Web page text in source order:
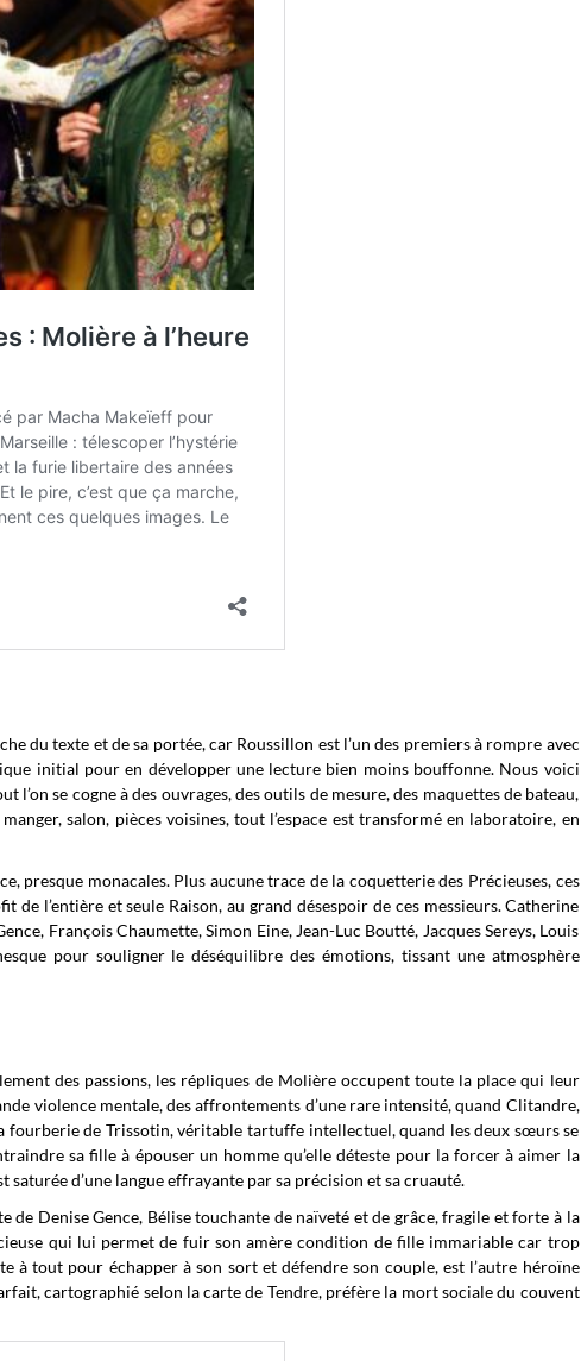
du texte et de sa portée, car Roussillon est l’un des premiers à rompre avec
initial pour en développer une lecture bien moins bouffonne. Nous voici
se cogne à des ouvrages, des outils de mesure, des maquettes de bateau,
salon, pièces voisines, tout l’espace est transformé en laboratoire, en
presque monacales. Plus aucune trace de la coquetterie des Précieuses, ces
l’entière et seule Raison, au grand désespoir de ces messieurs. Catherine
François Chaumette, Simon Eine, Jean-Luc Boutté, Jacques Sereys, Louis
pour souligner le déséquilibre des émotions, tissant une atmosphère
des passions, les répliques de Molière occupent toute la place qui leur
violence mentale, des affrontements d’une rare intensité, quand Clitandre,
fourberie de Trissotin, véritable tartuffe intellectuel, quand les deux sœurs se
sa fille à épouser un homme qu’elle déteste pour la forcer à aimer la
d’une langue effrayante par sa précision et sa cruauté.
Denise Gence, Bélise touchante de naïveté et de grâce, fragile et forte à la
qui lui permet de fuir son amère condition de fille immariable car trop
à tout pour échapper à son sort et défendre son couple, est l’autre héroïne
cartographié selon la carte de Tendre, préfère la mort sociale du couvent